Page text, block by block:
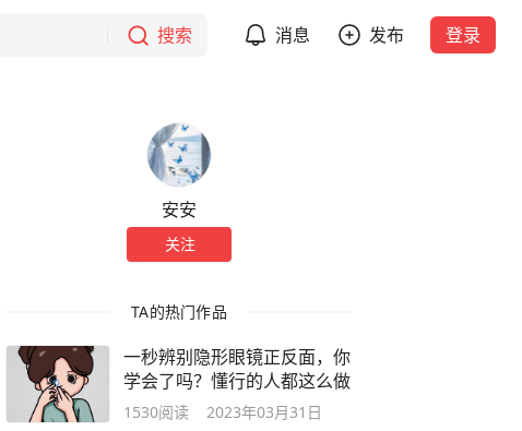
搜索 消息 发布 登录
安安
关注
TA的热门作品
一秒辨别隐形眼镜正反面，你
学会了吗？懂行的人都这么做
1530阅读 2023年03月31日